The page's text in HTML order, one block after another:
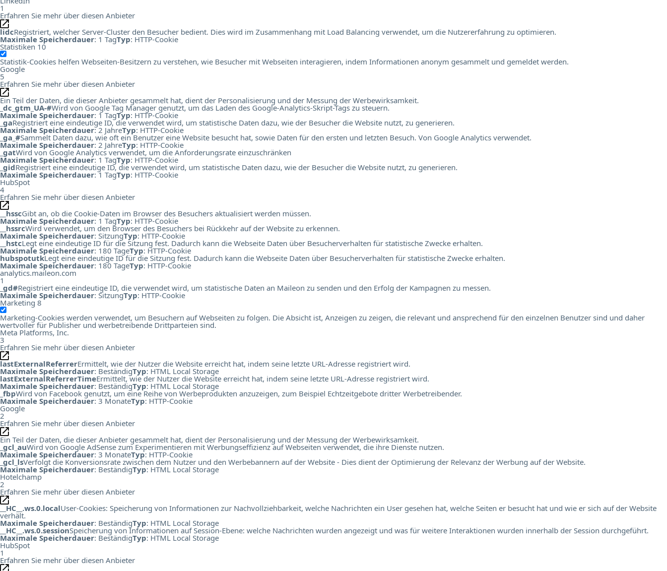
1
Erfahren Sie mehr über diesen Anbieter
lidcRegistriert, welcher Server-Cluster den Besucher bedient. Dies wird im Zusammenhang mit Load Balancing verwendet, um die Nutzererfahrung zu optimieren.
Maximale Speicherdauer: 1 TagTyp: HTTP-Cookie
Statistiken 10
Statistik-Cookies helfen Webseiten-Besitzern zu verstehen, wie Besucher mit Webseiten interagieren, indem Informationen anonym gesammelt und gemeldet werden.
Google
5
Erfahren Sie mehr über diesen Anbieter
Ein Teil der Daten, die dieser Anbieter gesammelt hat, dient der Personalisierung und der Messung der Werbewirksamkeit.
_dc_gtm_UA-#Wird von Google Tag Manager genutzt, um das Laden des Google-Analytics-Skript-Tags zu steuern.
Maximale Speicherdauer: 1 TagTyp: HTTP-Cookie
_gaRegistriert eine eindeutige ID, die verwendet wird, um statistische Daten dazu, wie der Besucher die Website nutzt, zu generieren.
Maximale Speicherdauer: 2 JahreTyp: HTTP-Cookie
_ga_#Sammelt Daten dazu, wie oft ein Benutzer eine Website besucht hat, sowie Daten für den ersten und letzten Besuch. Von Google Analytics verwendet.
Maximale Speicherdauer: 2 JahreTyp: HTTP-Cookie
_gatWird von Google Analytics verwendet, um die Anforderungsrate einzuschränken
Maximale Speicherdauer: 1 TagTyp: HTTP-Cookie
_gidRegistriert eine eindeutige ID, die verwendet wird, um statistische Daten dazu, wie der Besucher die Website nutzt, zu generieren.
Maximale Speicherdauer: 1 TagTyp: HTTP-Cookie
HubSpot
4
Erfahren Sie mehr über diesen Anbieter
__hsscGibt an, ob die Cookie-Daten im Browser des Besuchers aktualisiert werden müssen.
Maximale Speicherdauer: 1 TagTyp: HTTP-Cookie
__hssrcWird verwendet, um den Browser des Besuchers bei Rückkehr auf der Website zu erkennen.
Maximale Speicherdauer: SitzungTyp: HTTP-Cookie
__hstcLegt eine eindeutige ID für die Sitzung fest. Dadurch kann die Webseite Daten über Besucherverhalten für statistische Zwecke erhalten.
Maximale Speicherdauer: 180 TageTyp: HTTP-Cookie
hubspotutkLegt eine eindeutige ID für die Sitzung fest. Dadurch kann die Webseite Daten über Besucherverhalten für statistische Zwecke erhalten.
Maximale Speicherdauer: 180 TageTyp: HTTP-Cookie
analytics.maileon.com
1
_gd#Registriert eine eindeutige ID, die verwendet wird, um statistische Daten an Maileon zu senden und den Erfolg der Kampagnen zu messen.
Maximale Speicherdauer: SitzungTyp: HTTP-Cookie
Marketing 8
Marketing-Cookies werden verwendet, um Besuchern auf Webseiten zu folgen. Die Absicht ist, Anzeigen zu zeigen, die relevant und ansprechend für den einzelnen Benutzer sind und daher
wertvoller für Publisher und werbetreibende Drittparteien sind.
Meta Platforms, Inc.
3
Erfahren Sie mehr über diesen Anbieter
lastExternalReferrerErmittelt, wie der Nutzer die Website erreicht hat, indem seine letzte URL-Adresse registriert wird.
Maximale Speicherdauer: BeständigTyp: HTML Local Storage
lastExternalReferrerTimeErmittelt, wie der Nutzer die Website erreicht hat, indem seine letzte URL-Adresse registriert wird.
Maximale Speicherdauer: BeständigTyp: HTML Local Storage
_fbpWird von Facebook genutzt, um eine Reihe von Werbeprodukten anzuzeigen, zum Beispiel Echtzeitgebote dritter Werbetreibender.
Maximale Speicherdauer: 3 MonateTyp: HTTP-Cookie
Google
2
Erfahren Sie mehr über diesen Anbieter
Ein Teil der Daten, die dieser Anbieter gesammelt hat, dient der Personalisierung und der Messung der Werbewirksamkeit.
_gcl_auWird von Google AdSense zum Experimentieren mit Werbungseffizienz auf Webseiten verwendet, die ihre Dienste nutzen.
Maximale Speicherdauer: 3 MonateTyp: HTTP-Cookie
_gcl_lsVerfolgt die Konversionsrate zwischen dem Nutzer und den Werbebannern auf der Website - Dies dient der Optimierung der Relevanz der Werbung auf der Website.
Maximale Speicherdauer: BeständigTyp: HTML Local Storage
Hotelchamp
2
Erfahren Sie mehr über diesen Anbieter
__HC__.ws.0.localUser-Cookies: Speicherung von Informationen zur Nachvollziehbarkeit, welche Nachrichten ein User gesehen hat, welche Seiten er besucht hat und wie er sich auf der Website
verhält.
Maximale Speicherdauer: BeständigTyp: HTML Local Storage
__HC__.ws.0.sessionSpeicherung von Informationen auf Session-Ebene: welche Nachrichten wurden angezeigt und was für weitere Interaktionen wurden innerhalb der Session durchgeführt.
Maximale Speicherdauer: BeständigTyp: HTML Local Storage
HubSpot
1
Erfahren Sie mehr über diesen Anbieter